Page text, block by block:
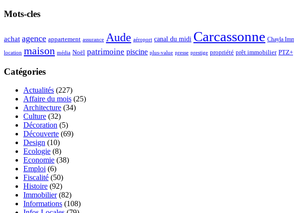
Mots-cles
achat agence appartement assurance Aude aéroport canal du midi Carcassonne Chayla
location maison média Noël patrimoine piscine plus-value presse prestige propriété prêt immobilier PTZ+
Catégories
Actualités (227)
Affaire du mois (25)
Architecture (34)
Culture (32)
Décoration (5)
Découverte (69)
Design (10)
Ecologie (8)
Economie (38)
Emploi (6)
Fiscalité (50)
Histoire (92)
Immobilier(82)
Informations (108)